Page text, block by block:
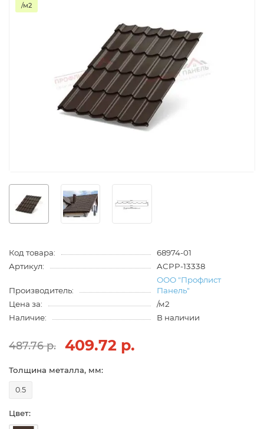
/м2
Код товара:
68974-01
Артикул:
ACPP-13338
Производитель:
ООО "Профлист
Панель"
Цена за:
/м2
Наличие:
В наличии
487.76 р. 409.72 р.
Толщина металла, мм:
0.5
Цвет: